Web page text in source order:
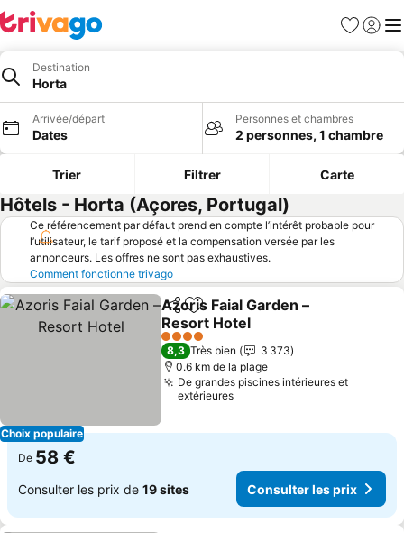
Favoris
Se
Destination
Horta
Arrivée/départ
Dates
Personnes et chambres
2 personnes, 1 chambre
Trier Filtrer Carte
Hôtels - Horta (Açores, Portugal)
Ce référencement par défaut prend en compte l’intérêt probable pour
l’utilisateur, le tarif proposé et la compensation versée par les
annonceurs. Les offres ne sont pas exhaustives.
Comment fonctionne trivago
Choix populaire
PartagerAjouter à mes favoris
Azoris Faial Garden –
Resort Hotel
Consulter les prix
4 Étoiles
8,3 Très bien
3 373
0.6 km de la plage
De grandes piscines intérieures et
extérieures
De 58 €
Consulter les prix de 19 sites Consulter les prix